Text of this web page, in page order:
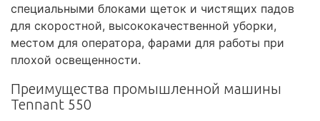
специальными блоками щеток и чистящих падов
для скоростной, высококачественной уборки,
местом для оператора, фарами для работы при
плохой освещенности.
Преимущества промышленной машины
Tennant 550